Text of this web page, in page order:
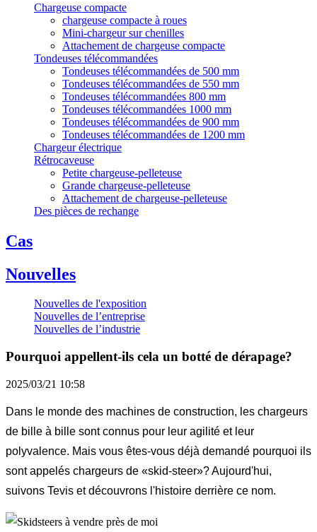
Chargeuse compacte
chargeuse compacte à roues
Mini-chargeur sur chenilles
Attachement de chargeuse compacte
Tondeuses télécommandées
Tondeuses télécommandées de 500 mm
Tondeuses télécommandées de 550 mm
Tondeuses télécommandées 800 mm
Tondeuses télécommandées 1000 mm
Tondeuses télécommandées de 900 mm
Tondeuses télécommandées de 1200 mm
Chargeur électrique
Rétrocaveuse
Petite chargeuse-pelleteuse
Grande chargeuse-pelleteuse
Attachement de chargeuse-pelleteuse
Des pièces de rechange
Cas
Nouvelles
Nouvelles de l'exposition
Nouvelles de l’entreprise
Nouvelles de l’industrie
Pourquoi appellent-ils cela un botté de dérapage?
2025/03/21 10:58
Dans le monde des machines de construction, les chargeurs
de bille à bille sont connus pour leur agilité et leur
polyvalence. Mais vous êtes-vous déjà demandé pourquoi ils
sont appelés chargeurs de «skid-steer»? Aujourd'hui,
suivons Tevis et découvrons l'histoire derrière ce nom.